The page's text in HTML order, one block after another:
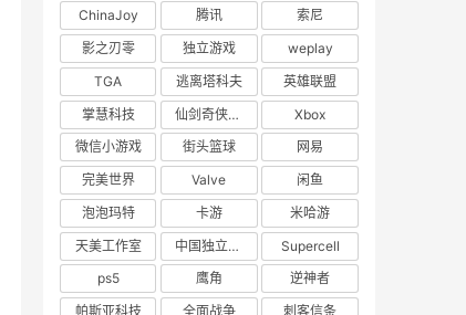
ChinaJoy 腾讯
索尼
影之刃零
独立游戏
weplay
TGA
逃离塔科夫
英雄联盟
掌慧科技
仙剑奇侠传四
Xbox
微信小游戏
街头篮球
网易
完美世界
Valve
闲鱼
泡泡玛特
卡游
米哈游
天美工作室
中国独立游戏联盟
Supercell
ps5
鹰角
逆神者
帕斯亚科技
全面战争 刺客信条